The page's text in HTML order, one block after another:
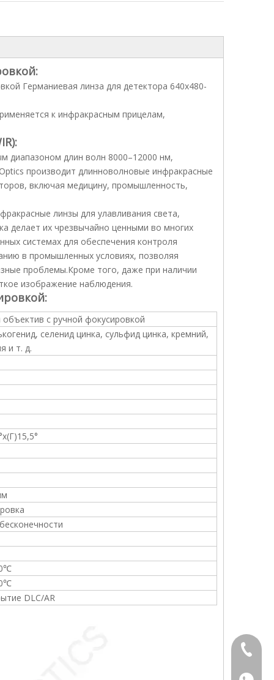
Германиевая линза для детектора 640x480-
к инфракрасным прицелам,
диапазоном длин волн 8000–12000 нм,
производит длинноволновые инфракрасные
включая медицину, промышленность,
линзы для улавливания света,
делает их чрезвычайно ценными во многих
системах для обеспечения контроля
в промышленных условиях, позволяя
проблемы.Кроме того, даже при наличии
изображение наблюдения.
с ручной фокусировкой
селенид цинка, сульфид цинка, кремний,
и т. д.
DLC/AR
+86-